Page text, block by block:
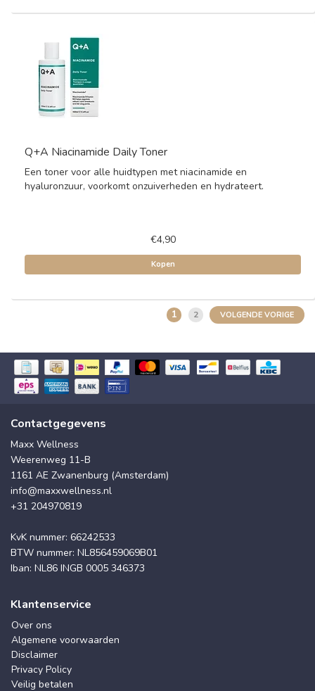
Q+A Niacinamide Daily Toner
Een toner voor alle huidtypen met niacinamide en
hyaluronzuur, voorkomt onzuiverheden en hydrateert.
€4,90
Kopen
1 2 VOLGENDE VORIGE
Contactgegevens
Maxx Wellness
Weerenweg 11-B
1161 AE Zwanenburg (Amsterdam)
info@maxxwellness.nl
+31 204970819
KvK nummer: 66242533
BTW nummer: NL856459069B01
Iban: NL86 INGB 0005 346373
Klantenservice
Over ons
Algemene voorwaarden
Disclaimer
Privacy Policy
Veilig betalen